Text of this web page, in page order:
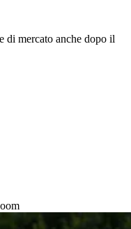
di mercato anche dopo il